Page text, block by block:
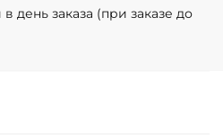
день заказа (при заказе до